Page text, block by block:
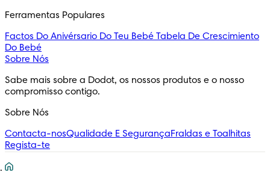
Ferramentas Populares
Factos Do Anivérsario Do Teu Bebé Tabela De Crescimiento
Do Bebé
Sobre Nós
Sabe mais sobre a Dodot, os nossos produtos e o nosso
compromisso contigo.
Sobre Nós
Contacta-nosQualidade E SegurançaFraldas e Toalhitas
Regista-te